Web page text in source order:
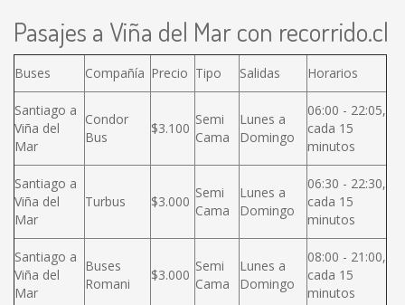
Pasajes a Viña del Mar con recorrido.cl
Buses Compañía Precio Tipo Salidas Horarios
Santiago a
Viña del
Mar
Condor
Bus
$3.100
Semi
Cama
Lunes a
Domingo
06:00 - 22:05,
cada 15
minutos
Santiago a
Viña del
Mar
Turbus $3.000
Semi
Cama
Lunes a
Domingo
06:30 - 22:30,
cada 15
minutos
Santiago a
Viña del
Mar
Buses
Romani
$3.000
Semi
Cama
Lunes a
Domingo
08:00 - 21:00,
cada 15
minutos